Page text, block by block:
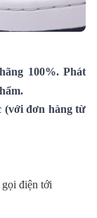
100%. Phát
(với đơn hàng từ
điện tới